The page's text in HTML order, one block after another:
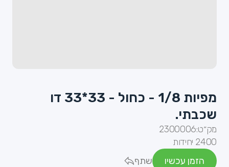
מפיות 1/8 - כחול - 33*33 דו
שכבתי.
מק״ט:2300006
2400 יחידות
הזמן עכשיו
שתף